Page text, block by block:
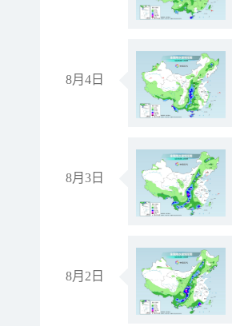
8月4日
8月3日
8月2日